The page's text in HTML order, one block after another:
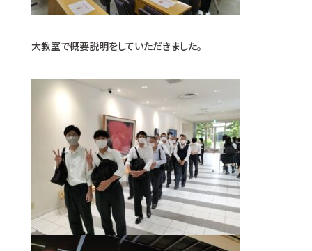
大教室で概要説明をしていただきました。